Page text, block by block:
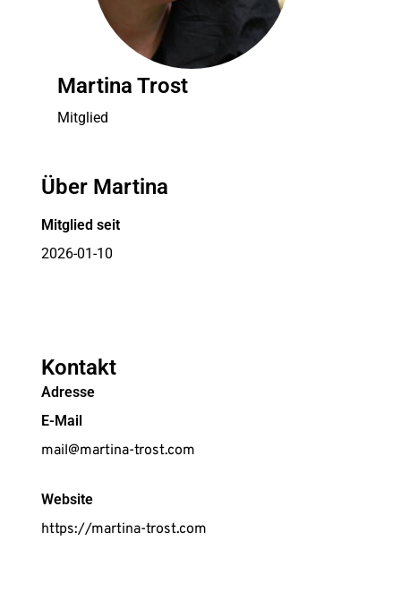
Martina Trost
Mitglied
Über Martina
Mitglied seit
2026-01-10
Kontakt
Adresse
E-Mail
mail@martina-trost.com
Website
https://martina-trost.com